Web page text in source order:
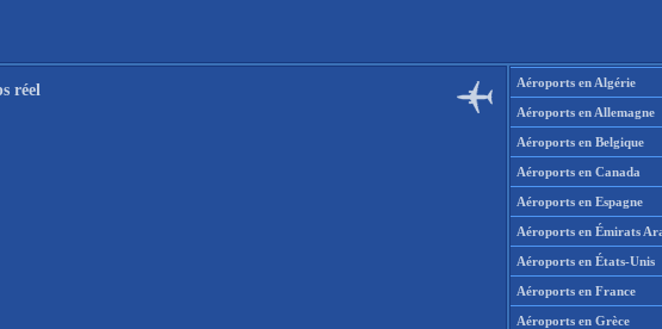
réel Aéroports en Algérie
Aéroports en Allemagne
Aéroports en Belgique
Aéroports en Canada
Aéroports en Espagne
Aéroports en Émirats
Aéroports en États-Unis
Aéroports en France
Aéroports en Grèce